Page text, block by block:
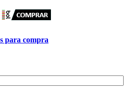
para compra